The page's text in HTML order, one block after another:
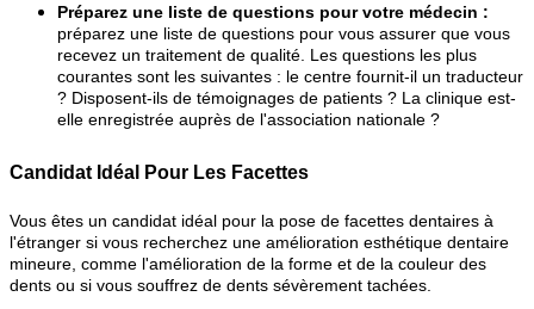
Préparez une liste de questions pour votre médecin :
préparez une liste de questions pour vous assurer que vous
recevez un traitement de qualité. Les questions les plus
courantes sont les suivantes : le centre fournit-il un traducteur
? Disposent-ils de témoignages de patients ? La clinique est-
elle enregistrée auprès de l'association nationale ?
Candidat Idéal Pour Les Facettes
Vous êtes un candidat idéal pour la pose de facettes dentaires à
l'étranger si vous recherchez une amélioration esthétique dentaire
mineure, comme l'amélioration de la forme et de la couleur des
dents ou si vous souffrez de dents sévèrement tachées.